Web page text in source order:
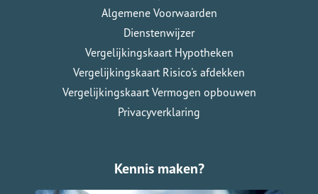
Algemene Voorwaarden
Dienstenwijzer
Vergelijkingskaart Hypotheken
Vergelijkingskaart Risico's afdekken
Vergelijkingskaart Vermogen opbouwen
Privacyverklaring
Kennis maken?